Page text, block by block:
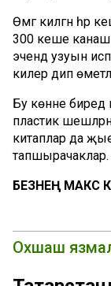
Өмәгә килгән һәр
300 кеше
эчендә узуын
килер дип
Бу көнне
пластик
китаплар да
тапшырачаклар.
БЕЗНЕҢ МАКС
Охшаш